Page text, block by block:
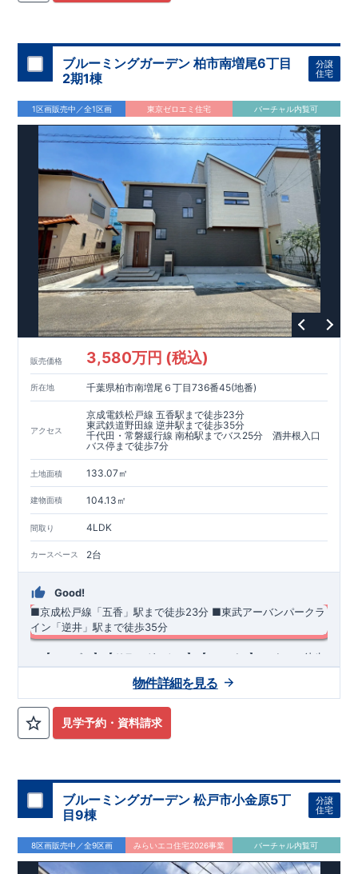
ブルーミングガーデン 柏市南増尾6丁目
2期1棟
分譲
住宅
1区画販売中／全1区画 東京ゼロエミ住宅 バーチャル内覧可
販売価格 3,580万円 (税込)
所在地 千葉県柏市南増尾６丁目736番45(地番)
アクセス
京成電鉄松戸線 五香駅まで徒歩23分
東武鉄道野田線 逆井駅まで徒歩35分
千代田・常磐緩行線 南柏駅までバス25分 酒井根入口
バス停まで徒歩7分
土地面積 133.07㎡
建物面積 104.13㎡
間取り 4LDK
カースペース 2台
Good!
■京成松戸線「五香」駅まで徒歩23分 ​■東武アーバンパークラ
イン 「逆井」駅まで徒歩35分
​・【コンビニ】【ドラッグストア】【スーパー】 ​ すべて徒歩
LED照明埋込標準とし、後付シーリングファン設置可能な下地
補強仕様♪ ・ホテルのようなオシャレなデザインが特徴的な洗
面化粧台。継ぎ目がないカウンターとオープン収納を採用しお
手入れのしやすい仕様です！ ​・リビング全体を見渡せるオープ
準搭載♪ ​・収納力豊富な玄関収納はミラー付きで外出時の身だ
しなみチェックだけでなく、広々空間の演出にも寄与♪
◆周辺環境◆
【教育施設】◎ 柏市立土南部小学校 約1,500m(徒歩約19分)
◎ 柏市立南部中学校 約160m(徒歩約2分)
住宅性能評価 W取得(設計・建設)
■第三者機関が設計・建物検査(全四回)を実施 ■税制優遇あり
4分野6項目で最高等級を取得!
□ 構造の安定 (耐風等級2・耐震等級3) □ 劣化の軽減 (劣化対
策等級3) □ 維持管理への配慮 (維持管理対策等級3) □ 空気環
境 (ホルムアルデヒド発散等級3)
快適に長く住める住宅
【長期優良住宅】
■国の定める7つの技術基準をクリア ■税制
見学予約・資料請求
物件詳細を見る
ブルーミングガーデン 松戸市小金原5丁
目9棟
分譲
住宅
8区画販売中／全9区画 みらいエコ住宅2026事業 バーチャル内覧可